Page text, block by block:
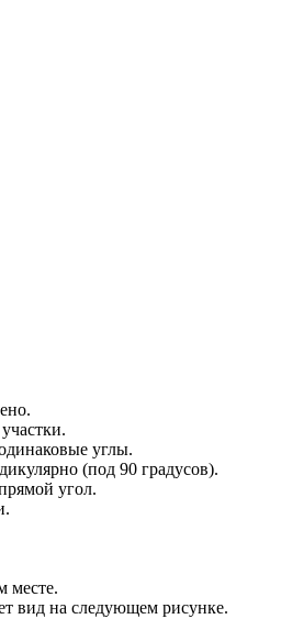
углы.
(под 90 градусов).
угол.
месте.
вид на следующем рисунке.